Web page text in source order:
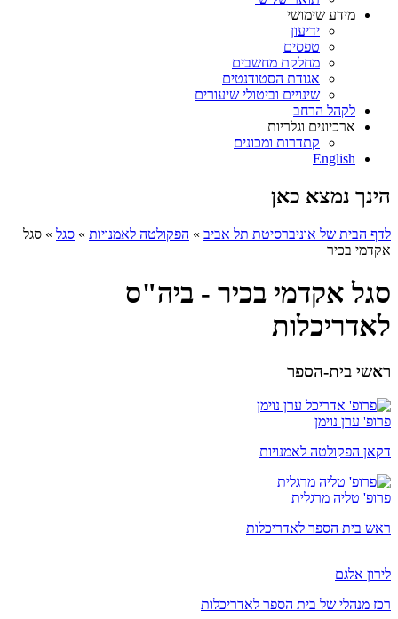
מידע שימושי
ידיעון
טפסים
מחלקת מחשבים
אגודת הסטודנטים
שינויים וביטולי שיעורים
לקהל הרחב
ארכיונים וגלריות
קתדרות ומכונים
English
הינך נמצא כאן
לדף הבית של אוניברסיטת תל אביב » הפקולטה לאמנויות » סגל » סגל
אקדמי בכיר
סגל אקדמי בכיר - ביה"ס
לאדריכלות
ראשי בית-הספר
פרופ' ערן נוימן
דקאן הפקולטה לאמנויות
פרופ' טליה מרגלית
ראש בית הספר לאדריכלות
לירון אלגם
רכז מנהלי של בית הספר לאדריכלות